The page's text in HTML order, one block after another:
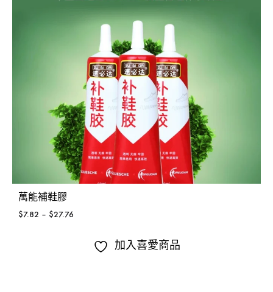
鞋膠
27.76
加入喜愛商品